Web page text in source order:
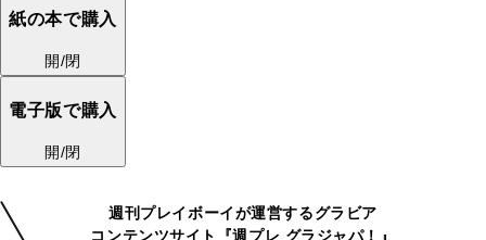
紙の本で購入
開/閉
電子版で購入
開/閉
週刊プレイボーイが運営するグラビア
コンテンツサイト『週プレ グラジャパ！』